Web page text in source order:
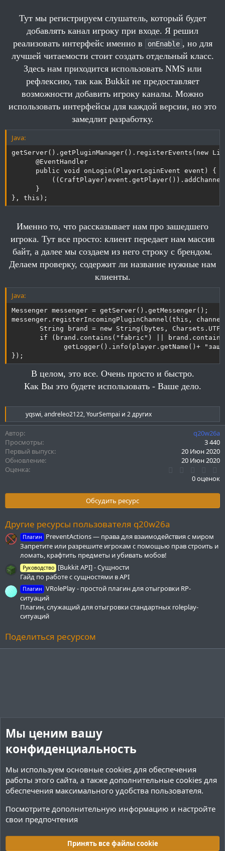
         * Используем рефлексию или NMS
         */
            @EventHandler
public void onLogin(PlayerLoginEvent
            }
        }, this);
        /**
         * Регистрируем канал
* При входе на сервер игрока с Fabric или
         * в консоль выводиться сообщение об этом
Messenger messenger =
String brand = new String(bytes,
if (brand.contains("fabric") ||
getLogger().info(player.getName()+
        });
    }
Тут мы регистрируем слушатель, который будет
добавлять канал игроку при входе. Я решил
реализовать интерфейс именно в
onEnable , но для
лучшей читаемости стоит создать отдельный класс.
Здесь нам приходится использовать NMS или
рефлексию, так как Bukkit не предоставляет
возможности добавить игроку каналы. Можно
использовать интерфейсы для каждой версии, но это
замедлит разработку.
Java:
getServer().getPluginManager().registerEvents(new
      @EventHandler
      public void onLogin(PlayerLoginEvent event) {
      }
}, this);
Именно то, что рассказывает нам про зашедшего
игрока. Тут все просто: клиент передает нам массив
байт, а далее мы создаем из него строку с брендом.
Делаем проверку, содержит ли название нужные нам
клиенты.
Java:
Messenger messenger = getServer().getMessenger();
messenger.registerIncomingPluginChannel(this,
String brand = new String(bytes,
if (brand.contains("fabric") ||
getLogger().info(player.getName()+
});
В целом, это все. Очень просто и быстро.
Как Вы это будете использовать - Ваше дело.
Р
е
ц
и
и
:
yqswi,andreleo2122,YourSempai и 2 других
Автор
q20w26a
Просмотры
3 440
Первый выпуск
20 Июн 2020
Обновление
20 Июн 2020
Оценка
0
0
в
0 оценок
Обсудить ресурс
Другие ресурсы пользователя q20w26a
Плагин
PreventActions — права для взаимодействия с миром
Запретите или разрешите игрокам с помощью прав строить и
ломать, крафтить предметы и убивать мобов!
Руководство [Bukkit API] - Сущности
Гайд по работе с сущностями в API
Плагин VRolePlay - простой плагин для отыгровки RP-
ситуаций
Плагин, служащий для отыгровки стандартных roleplay-
ситуаций
Поделиться ресурсом
Мы ценим вашу
конфиденциальность
Мы используем основные cookies для обеспечения
работы этого сайта, а также дополнительные cookies для
обеспечения максимального удобства пользователя.
Посмотрите дополнительную информацию и настройте
свои предпочтения
Принять все файлы cookie